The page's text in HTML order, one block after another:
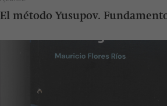
El método Yusupov.